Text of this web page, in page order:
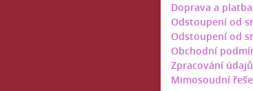
Doprava a platba
Odstoupení od
Odstoupení od
Obchodní
Zpracování údajů
Mimosoudní